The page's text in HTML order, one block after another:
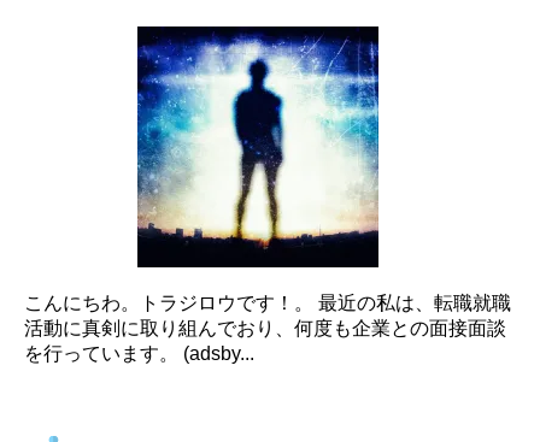
こんにちわ。トラジロウです！。 最近の私は、転職就職
活動に真剣に取り組んでおり、何度も企業との面接面談
を行っています。 (adsby...